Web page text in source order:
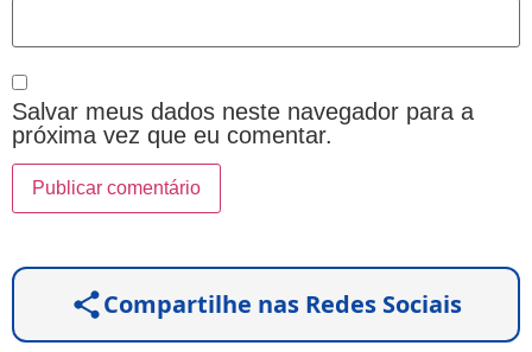
Salvar meus dados neste navegador para a
próxima vez que eu comentar.
Compartilhe nas Redes Sociais